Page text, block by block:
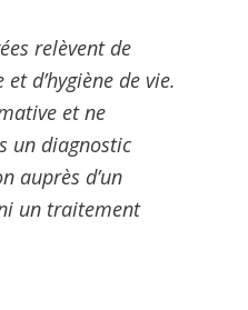
relèvent de
d’hygiène de vie.
et ne
un diagnostic
auprès d’un
un traitement